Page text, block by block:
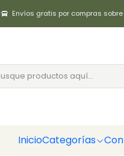
InicioCategorías
Envíos gratis por compras
Inicio Aliños / Especias